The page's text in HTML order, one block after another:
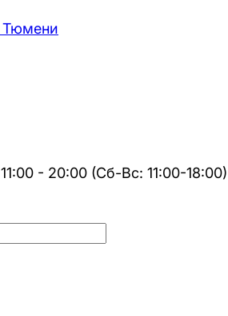
11:00 - 20:00 (Сб-Вс: 11:00-18:00)